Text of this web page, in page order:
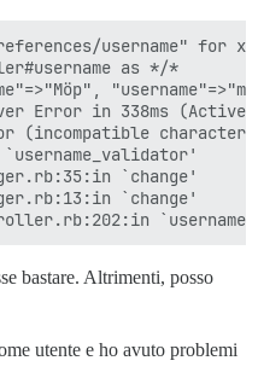
username" for
as */*
Error in 338ms
(incompatible character
`change'
`change'
bastare. Altrimenti, posso
utente e ho avuto problemi